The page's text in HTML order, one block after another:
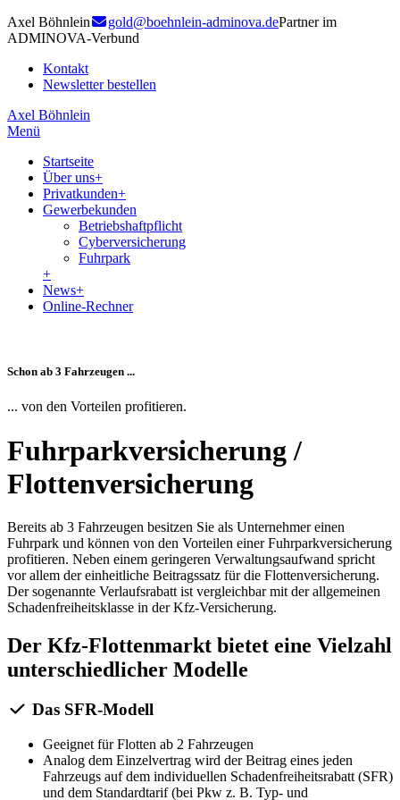
Axel Böhnlein gold@boehnlein-adminova.dePartner im
ADMINOVA-Verbund
Kontakt
Newsletter bestellen
Axel Böhnlein
Menü
Startseite
Über uns+
Privatkunden+
Gewerbekunden
Betriebshaftpflicht
Cyberversicherung
Fuhrpark
+
News+
Online-Rechner
Schon ab 3 Fahrzeugen ...
... von den Vorteilen profitieren.
Fuhrparkversicherung /
Flottenversicherung
Bereits ab 3 Fahrzeugen besitzen Sie als Unternehmer einen
Fuhrpark und können von den Vorteilen einer Fuhrparkversicherung
profitieren. Neben einem geringeren Verwaltungsaufwand spricht
vor allem der einheitliche Beitragssatz für die Flottenversicherung.
Der sogenannte Verlaufsrabatt ist vergleichbar mit der allgemeinen
Schadenfreiheitsklasse in der Kfz-Versicherung.
Der Kfz-Flottenmarkt bietet eine Vielzahl
unterschiedlicher Modelle
Das SFR-Modell
Geeignet für Flotten ab 2 Fahrzeugen
Analog dem Einzelvertrag wird der Beitrag eines jeden
Fahrzeugs auf dem individuellen Schadenfreiheitsrabatt (SFR)
und dem Standardtarif (bei Pkw z. B. Typ- und